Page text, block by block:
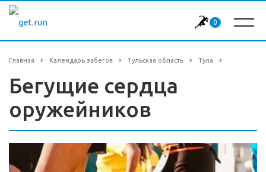
0
Главная Календарь забегов Тульская область Тула
Бегущие сердца
оружейников